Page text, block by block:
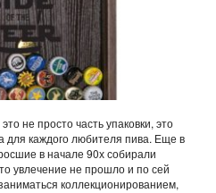
не просто часть упаковки, это
для каждого любителя пива. Еще в
в начале 90х собирали
увлечение не прошло и по сей
коллекционированием,